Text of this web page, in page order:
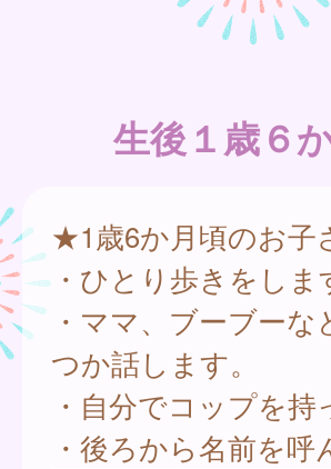
生後１歳６
★1歳6か月頃のお子
・ひとり歩きをしま
・ママ、ブーブー
つか話します。
・自分でコップを
・後ろから名前を